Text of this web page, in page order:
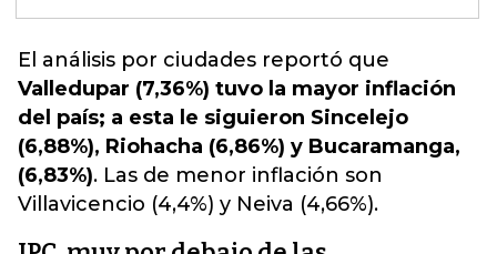
El análisis por ciudades reportó que
Valledupar (7,36%) tuvo la mayor inflación
del país; a esta le siguieron Sincelejo
(6,88%), Riohacha (6,86%) y Bucaramanga,
(6,83%). Las de menor inflación son
Villavicencio (4,4%) y Neiva (4,66%).